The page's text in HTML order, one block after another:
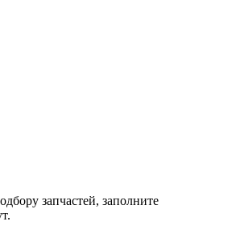
запчастей, заполните